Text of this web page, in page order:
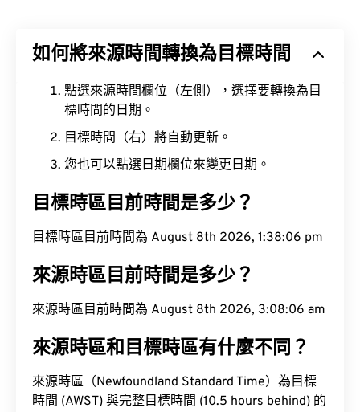
如何將來源時間轉換為目標時間
點選來源時間欄位（左側），選擇要轉換為目
標時間的日期。
目標時間（右）將自動更新。
您也可以點選日期欄位來變更日期。
目標時區目前時間是多少？
目標時區目前時間為 August 8th 2026, 1:38:07 pm
來源時區目前時間是多少？
來源時區目前時間為 August 8th 2026, 3:08:07 am
來源時區和目標時區有什麼不同？
來源時區（Newfoundland Standard Time）為目標
時間 (AWST) 與完整目標時間 (10.5 hours behind) 的